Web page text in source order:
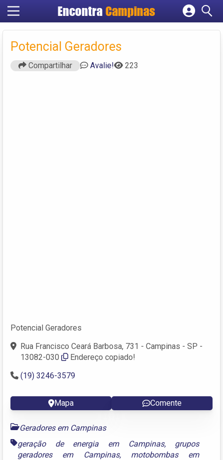
Encontra Campinas
Cadastrar empresa
Criar conta
Potencial Geradores
Compartilhar Avalie! 223
Potencial Geradores
Rua Francisco Ceará Barbosa, 731 - Campinas - SP -
13082-030
Endereço copiado!
(19) 3246-3579
Mapa Comente
Geradores em Campinas
geração de energia em Campinas, grupos
geradores em Campinas, motobombas em